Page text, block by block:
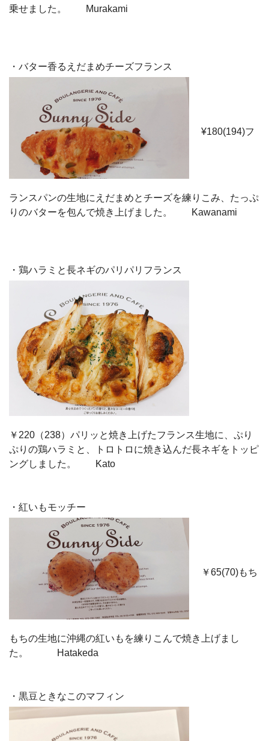
乗せました。 Murakami
・バター香るえだまめチーズフランス
¥180(194)フ
ランスパンの生地にえだまめとチーズを練りこみ、たっぷ
りのバターを包んで焼き上げました。 Kawanami
・鶏ハラミと長ネギのパリパリフランス
￥220（238）パリッと焼き上げたフランス生地に、ぷり
ぷりの鶏ハラミと、トロトロに焼き込んだ長ネギをトッピ
ングしました。 Kato
・紅いもモッチー
￥65(70)もち
もちの生地に沖縄の紅いもを練りこんで焼き上げまし
た。 Hatakeda
・黒豆ときなこのマフィン